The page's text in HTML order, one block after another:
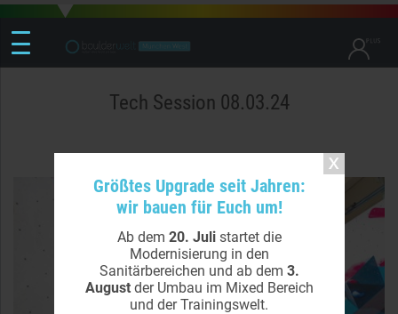
Größtes Upgrade seit Jahren:
wir bauen für Euch um!
Ab dem 20. Julistartet die
Modernisierung in den
Sanitärbereichen und ab dem 3.
Augustder Umbau im Mixed Bereich
und der Trainingswelt.
Tech Session 08.03.24